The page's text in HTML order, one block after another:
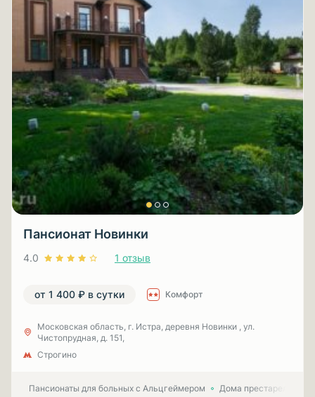
Пансионат Новинки
4.0 1 отзыв
от 1 400 ₽ в сутки Комфорт
Московская область, г. Истра, деревня Новинки , ул.
Чистопрудная, д. 151,
Строгино
Пансионаты для больных с Альцгеймером Дома престарелых